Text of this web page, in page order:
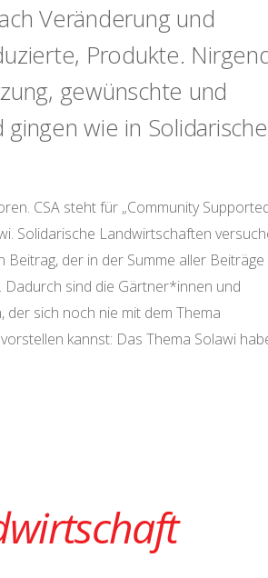
Veränderung und
Produkte.
gewünschte und
wie in
CSA steht für „Community
Solidarische Landwirtschaften
der in der Summe aller Beiträge
sind die Gärtner*innen und
sich noch nie mit dem Thema
kannst: Das Thema Solawi